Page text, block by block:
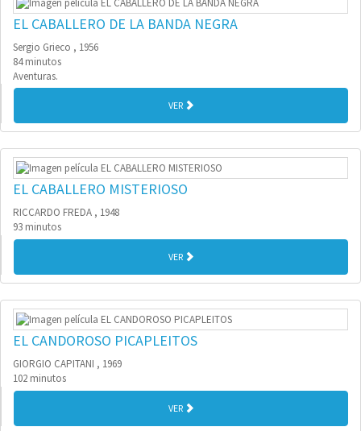
EL CABALLERO DE LA BANDA NEGRA
Sergio Grieco , 1956
84 minutos
Aventuras.
VER
EL CABALLERO MISTERIOSO
RICCARDO FREDA , 1948
93 minutos
VER
EL CANDOROSO PICAPLEITOS
GIORGIO CAPITANI , 1969
102 minutos
VER